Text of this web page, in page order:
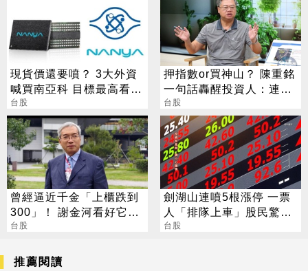
現貨價還要噴？ 3大外資
喊買南亞科 目標最高看到
650
台股
押指數or買神山？ 陳重銘
一句話轟醒投資人：連小
學生都會
台股
曾經逼近千金「上櫃跌到
300」！ 謝金河看好它：
台灣生技的下一道光
台股
劍湖山連噴5根漲停 一票
人「排隊上車」股民驚：
前往外太空
台股
推薦閱讀